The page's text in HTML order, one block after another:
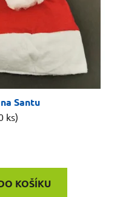
Santu
ks)
KOŠÍKU